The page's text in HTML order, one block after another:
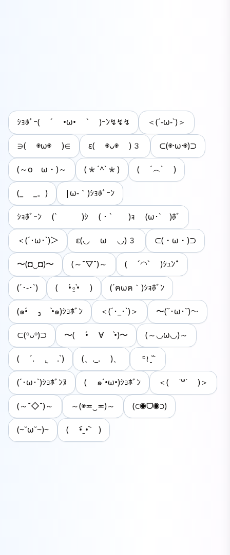
ｼｮﾎﾞｰ( ´ •ω• ` )ｰﾝ↯↯↯ ＜(´-ω-`)＞
∋( ◉ω◉ )∈ ε( ◉ᴗ◉ )3 ⊂(◉·ω·◉)⊃
(～oゝω・)～ (*´^`*) ( ´︵` )
(_ _。) |ω-｀)ｼｮﾎﾞｰﾝ
ｼｮﾎﾞｰﾝ (` )ｼ (・` )ｮ (ω･` )ﾎﾞ
＜(´･ω･`)＞ ε(◡ ω ◡)3 ⊂(・ω・)⊃
〜(◘‿◘)〜 (～˘▽˘)～ ( ˊ◠ˋ )ｼｭﾝꜜ
(´･-･`) ( •́⍛︎•̀ ) (´ฅωฅ｀)ｼｮﾎﾞﾝ
(๑•́ ₃ •̀๑)ｼｮﾎﾞﾝ ＜(´･_･`)＞ 〜(˘･ω･˘)〜
⊂(ᵒᴗᵒ)⊃ 〜( •́ ∀ •̀)〜 (～◡ω◡)～
( ´. .̫ .`) (、._. )、 ᵕ᷄≀ ̠˘᷅
(´･ω･`)ｼｮﾎﾞﾝﾇ ( ๑´•ω•)ｼｮﾎﾞﾝ ＜( ˙꒳​˙ )＞
(～˘◇˘)～ ～(◉≖‿≖)～ (⊂◉ᗜ◉⊃)
(~˘ω˘~)~ ( •︠ˍ•︡ )